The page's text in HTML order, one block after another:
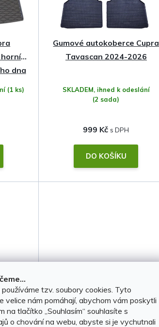
tzv. soubory cookies. Tyto
velice nám pomáhají, abychom vám poskytli
na tlačítko ,,Souhlasím“ souhlasíte s
o chování na webu, abyste si je vychutnali
ů
i
dna
(1 ks)
Gumové autokoberce Cupra
Tavascan 2024-2026
SKLADEM, ihned k odeslání
(2 sada)
999 Kč
DO KOŠÍKU
•
Stěrače Cupra Tavascan
2024-2026 • BOSCH
Aerotwin